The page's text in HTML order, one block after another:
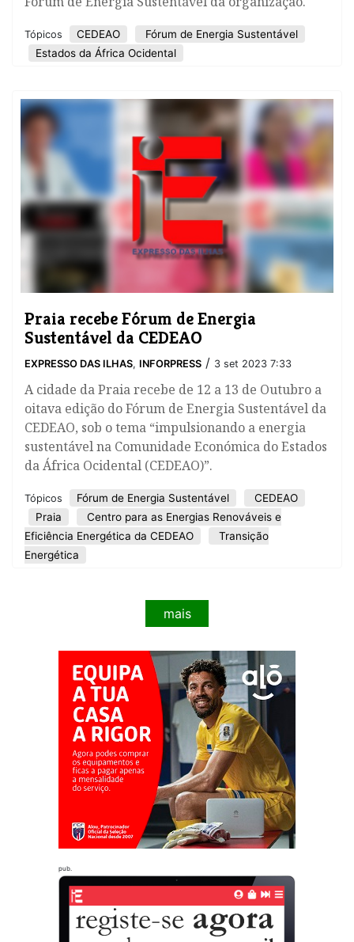
Tópicos CEDEAO
Fórum de Energia Sustentável
Estados da África Ocidental
Praia recebe Fórum de Energia
Sustentável da CEDEAO
EXPRESSO DAS ILHAS, INFORPRESS / 3 set 2023 7:33
A cidade da Praia recebe de 12 a 13 de Outubro a
oitava edição do Fórum de Energia Sustentável da
CEDEAO, sob o tema “impulsionando a energia
sustentável na Comunidade Económica do Estados
da África Ocidental (CEDEAO)”.
Tópicos Fórum de Energia Sustentável
CEDEAO
Praia
Centro para as Energias Renováveis e
Eficiência Energética da CEDEAO
Transição
Energética
mais
pub.